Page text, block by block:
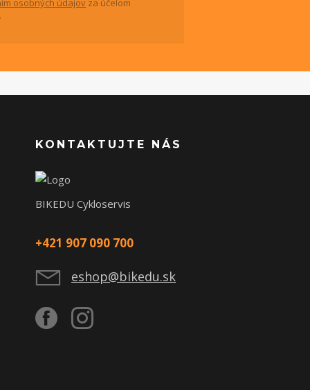
osobných údajov za účelom
KONTAKTUJTE NÁS
BIKEDU Cykloservis
+421 907 090 700
eshop@bikedu.sk